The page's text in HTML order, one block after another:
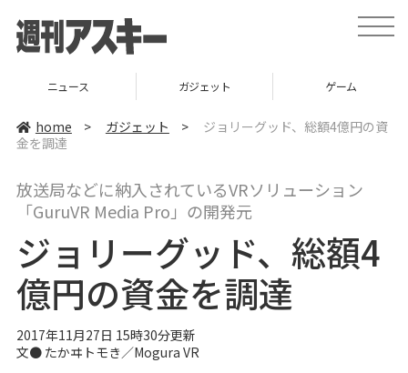
t
o
a
v
ニュース ガジェット ゲーム
home > ガジェット >
ジョリーグッド、総額4億円の資
金を調達
放送局などに納入されているVRソリューション
「GuruVR Media Pro」の開発元
ジョリーグッド、総額4
億円の資金を調達
2017年11月27日 15時30分更新
文● たかヰトモき／Mogura VR